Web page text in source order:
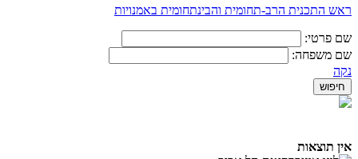
ראש התכנית הרב-תחומית והבינתחומית באמנויות
שם פרטי:
שם משפחה:
נקה
אין תוצאות